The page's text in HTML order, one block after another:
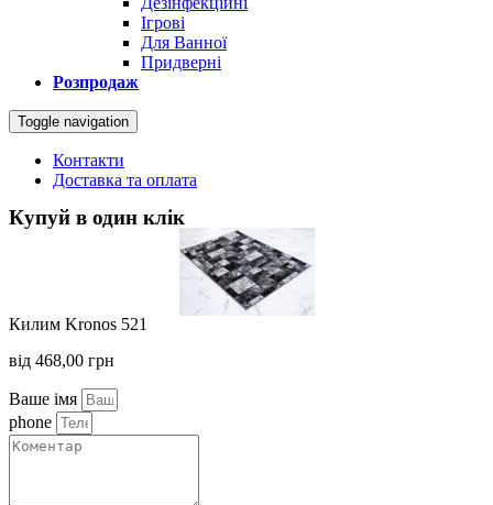
Ігрові
Для Ванної
Придверні
Розпродаж
Toggle navigation
Контакти
Доставка та оплата
Купуй в один клік
Килим Kronos 521
від 468,00 грн
Ваше імя
phone